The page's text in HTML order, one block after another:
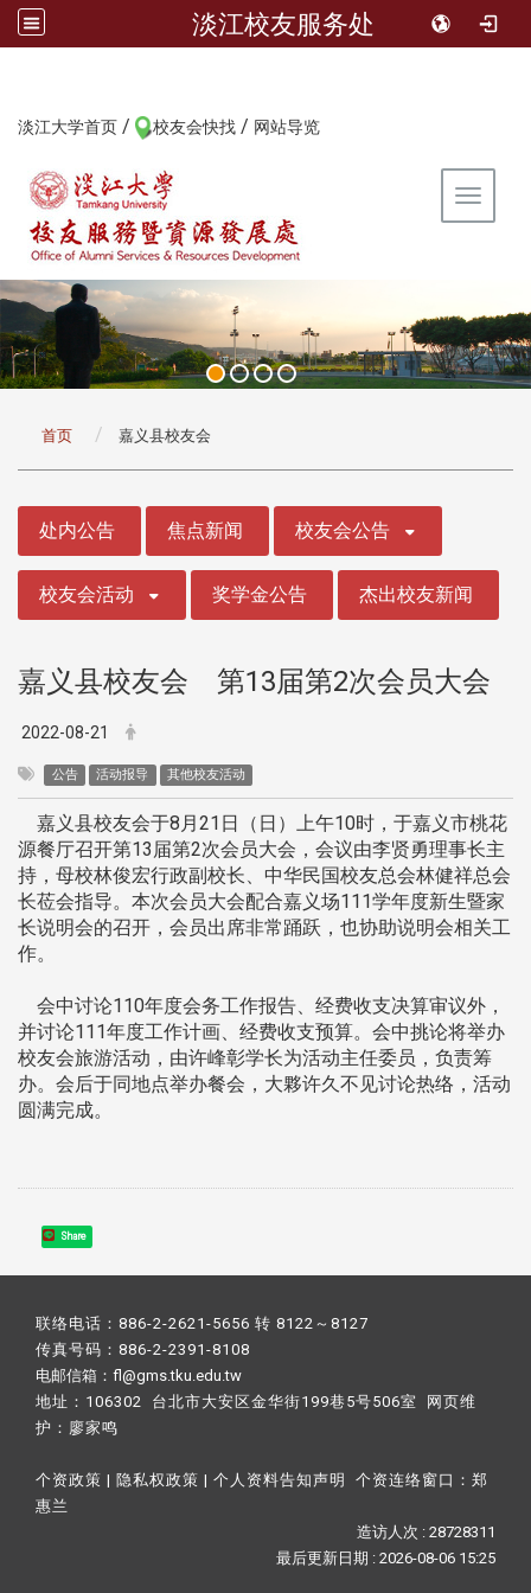
淡江校友服务处
淡江大学首页 / 校友会快找 / 网站导览
Toggle
首页 嘉义县校友会
处内公告 焦点新闻 校友会公告
校友会活动 奖学金公告 杰出校友新闻
嘉义县校友会 第13届第2次会员大会
2022-08-21
公告 活动报导 其他校友活动
嘉义县校友会于8月21日（日）上午10时，于嘉义市桃花
源餐厅召开第13届第2次会员大会，会议由李贤勇理事长主
持，母校林俊宏行政副校长、中华民国校友总会林健祥总会
长莅会指导。本次会员大会配合嘉义场111学年度新生暨家
长说明会的召开，会员出席非常踊跃，也协助说明会相关工
作。
会中讨论110年度会务工作报告、经费收支决算审议外，
并讨论111年度工作计画、经费收支预算。会中挑论将举办
校友会旅游活动，由许峰彰学长为活动主任委员，负责筹
办。会后于同地点举办餐会，大夥许久不见讨论热络，活动
圆满完成。
Share
联络电话：886-2-2621-5656 转 8122～8127
传真号码：886-2-2391-8108
电邮信箱：fl@gms.tku.edu.tw
地址：106302 台北市大安区金华街199巷5号506室 网页维
护： 廖家鸣​
个资政策 | 隐私权政策 | 个人资料告知声明 个资连络窗口： 郑
惠兰
造访人次 : 28728311
最后更新日期 :2026-08-06 15:25